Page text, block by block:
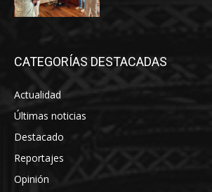
CATEGORÍAS DESTACADAS
Actualidad
Últimas noticias
Destacado
Reportajes
Opinión